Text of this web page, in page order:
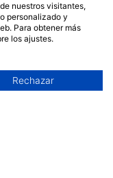
nuestros visitantes,
personalizado y
Para obtener más
los ajustes.
Rechazar